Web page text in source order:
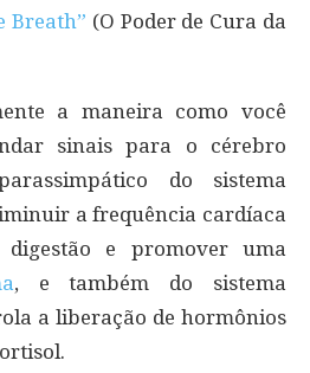
Breath” (O Poder de Cura da
a maneira como você
sinais para o cérebro
do sistema
a frequência cardíaca
e promover uma
, e também do sistema
a liberação de hormônios